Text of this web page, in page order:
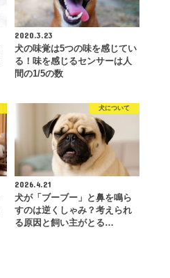
2020.3.23
犬の味覚は5つの味を感じてい
る！味を感じるセンサーは人
間の1/5の数
犬について
2026.4.21
犬が「ブーブー」と鼻を鳴ら
すのは逆くしゃみ？考えられ
る原因と飼い主がとる…